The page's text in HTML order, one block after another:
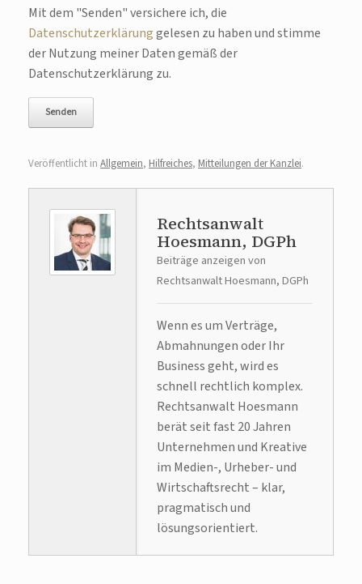
Bitte lasse dieses Feld leer.
Mit dem "Senden" versichere ich, die
Datenschutzerklärunggelesen zu haben und stimme
der Nutzung meiner Daten gemäß der
Datenschutzerklärung zu.
Veröffentlicht in Allgemein, Hilfreiches, Mitteilungen der Kanzlei.
Rechtsanwalt
Hoesmann, DGPh
Beiträge anzeigen von
Rechtsanwalt Hoesmann, DGPh
Wenn es um Verträge,
Abmahnungen oder Ihr
Business geht, wird es
schnell rechtlich komplex.
Rechtsanwalt Hoesmann
berät seit fast 20 Jahren
Unternehmen und Kreative
im Medien-, Urheber- und
Wirtschaftsrecht – klar,
pragmatisch und
lösungsorientiert.